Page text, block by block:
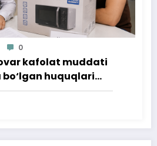
0
kafolat muddati
huquqlari